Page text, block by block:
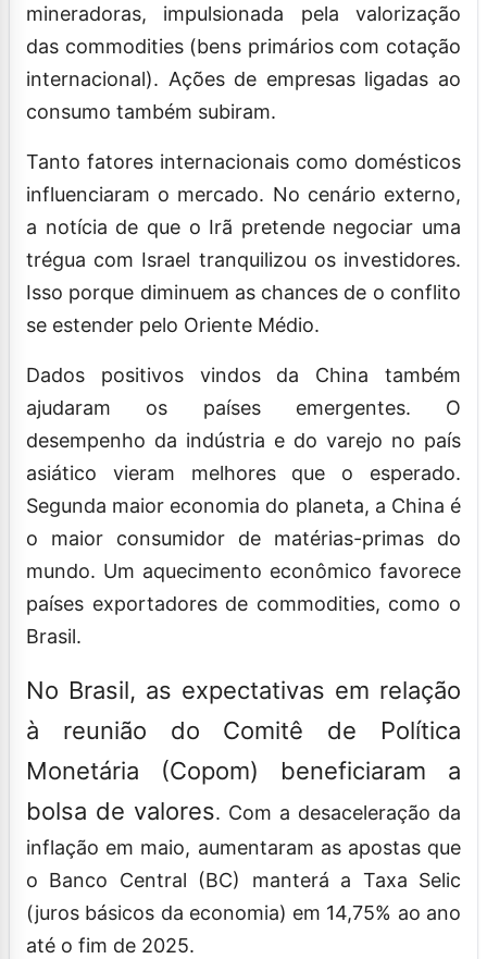
mineradoras, impulsionada pela valorização
das commodities (bens primários com cotação
internacional). Ações de empresas ligadas ao
consumo também subiram.
Tanto fatores internacionais como domésticos
influenciaram o mercado. No cenário externo,
a notícia de que o Irã pretende negociar uma
trégua com Israel tranquilizou os investidores.
Isso porque diminuem as chances de o conflito
se estender pelo Oriente Médio.
Dados positivos vindos da China também
ajudaram os países emergentes. O
desempenho da indústria e do varejo no país
asiático vieram melhores que o esperado.
Segunda maior economia do planeta, a China é
o maior consumidor de matérias-primas do
mundo. Um aquecimento econômico favorece
países exportadores de commodities, como o
Brasil.
No Brasil, as expectativas em relação
à reunião do Comitê de Política
Monetária (Copom) beneficiaram a
bolsa de valores. Com a desaceleração da
inflação em maio, aumentaram as apostas que
o Banco Central (BC) manterá a Taxa Selic
(juros básicos da economia) em 14,75% ao ano
até o fim de 2025.